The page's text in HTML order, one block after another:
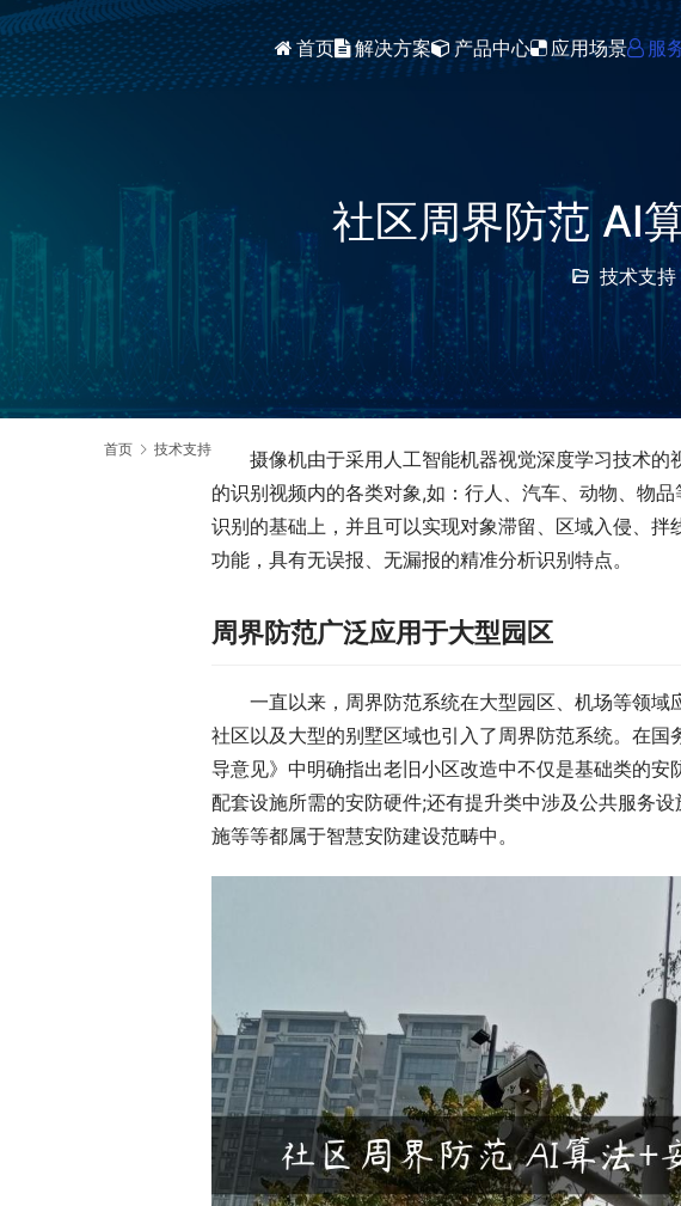
首页 解决方案 产品中心 应用场景 服
社区周界防范 AI
技术支持
首页 技术支持
摄像机由于采用人工智能机器视觉深度学习技术的
的识别视频内的各类对象,如：行人、汽车、动物、物
识别的基础上，并且可以实现对象滞留、区域入侵、拌
功能，具有无误报、无漏报的精准分析识别特点。
周界防范广泛应用于大型园区
一直以来，周界防范系统在大型园区、机场等领域
社区以及大型的别墅区域也引入了周界防范系统。在
导意见》中明确指出老旧小区改造中不仅是基础类的
配套设施所需的安防硬件;还有提升类中涉及公共服务
施等等都属于智慧安防建设范畴中。